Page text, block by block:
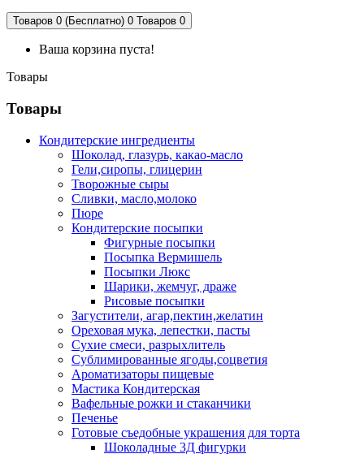
Товаров 0 (Бесплатно) 0 Товаров 0
Ваша корзина пуста!
Товары
Товары
Кондитерские ингредиенты
Шоколад, глазурь, какао-масло
Гели,сиропы, глицерин
Творожные сыры
Сливки, масло,молоко
Пюре
Кондитерские посыпки
Фигурные посыпки
Посыпка Вермишель
Посыпки Люкс
Шарики, жемчуг, драже
Рисовые посыпки
Загустители, агар,пектин,желатин
Ореховая мука, лепестки, пасты
Сухие смеси, разрыхлитель
Сублимированные ягоды,соцветия
Ароматизаторы пищевые
Мастика Кондитерская
Вафельные рожки и стаканчики
Печенье
Готовые съедобные украшения для торта
Шоколадные 3Д фигурки